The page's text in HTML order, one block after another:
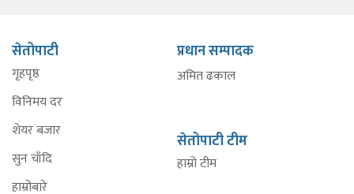
सेतोपाटी
गृहपृष्ठ
विनिमय दर
शेयर बजार
सुन चाँदि
हाम्रोबारे
प्रधान सम्पादक
अमित ढकाल
सेतोपाटी टीम
हाम्रो टीम